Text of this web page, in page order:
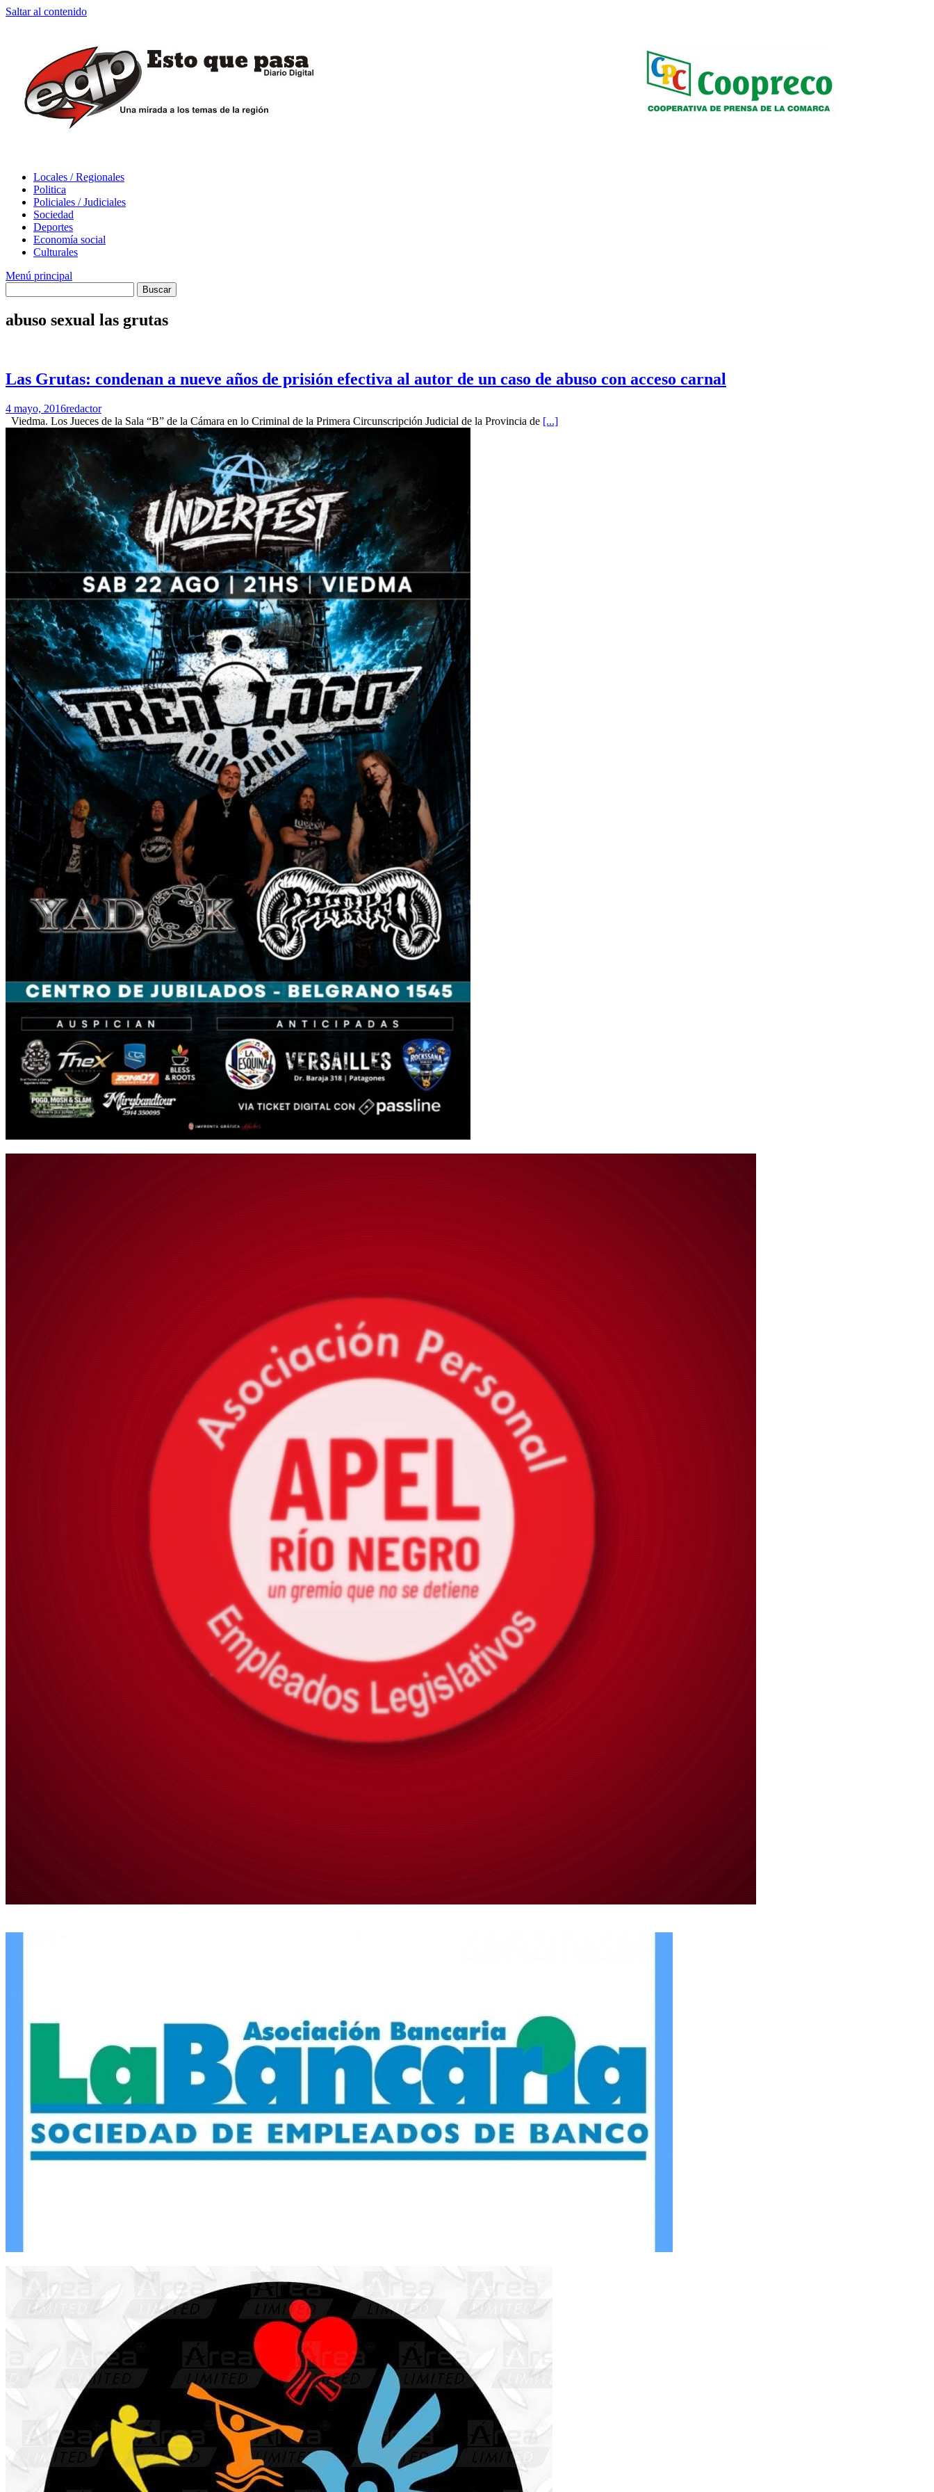
Saltar al contenido
Locales / Regionales
Politica
Policiales / Judiciales
Sociedad
Deportes
Economía social
Culturales
Menú principal
abuso sexual las grutas
Las Grutas: condenan a nueve años de prisión efectiva al autor de un caso de abuso con acceso carnal
4 mayo, 2016redactor
Viedma. Los Jueces de la Sala “B” de la Cámara en lo Criminal de la Primera Circunscripción Judicial de la Provincia de [...]